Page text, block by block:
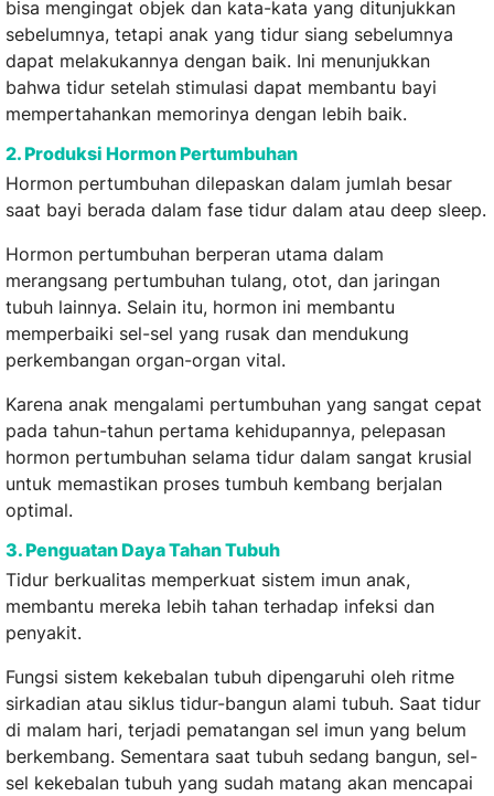
bisa mengingat objek dan kata-kata yang ditunjukkan
sebelumnya, tetapi anak yang tidur siang sebelumnya
dapat melakukannya dengan baik. Ini menunjukkan
bahwa tidur setelah stimulasi dapat membantu bayi
mempertahankan memorinya dengan lebih baik.
2. Produksi Hormon Pertumbuhan
Hormon pertumbuhan dilepaskan dalam jumlah besar
saat bayi berada dalam fase tidur dalam atau deep sleep.
Hormon pertumbuhan berperan utama dalam
merangsang pertumbuhan tulang, otot, dan jaringan
tubuh lainnya. Selain itu, hormon ini membantu
memperbaiki sel-sel yang rusak dan mendukung
perkembangan organ-organ vital.
Karena anak mengalami pertumbuhan yang sangat cepat
pada tahun-tahun pertama kehidupannya, pelepasan
hormon pertumbuhan selama tidur dalam sangat krusial
untuk memastikan proses tumbuh kembang berjalan
optimal.
3. Penguatan Daya Tahan Tubuh
Tidur berkualitas memperkuat sistem imun anak,
membantu mereka lebih tahan terhadap infeksi dan
penyakit.
Fungsi sistem kekebalan tubuh dipengaruhi oleh ritme
sirkadian atau siklus tidur-bangun alami tubuh. Saat tidur
di malam hari, terjadi pematangan sel imun yang belum
berkembang. Sementara saat tubuh sedang bangun, sel-
sel kekebalan tubuh yang sudah matang akan mencapai